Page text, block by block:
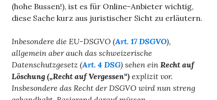
(hohe Bussen!), ist es für Online-Anbieter wichtig,
diese Sache kurz aus juristischer Sicht zu erläutern.
Inbesondere die EU-DSGVO (Art. 17 DSGVO),
allgemein aber auch das schweizerische
Datenschutzgesetz (Art. 4 DSG) sehen ein Recht auf
Löschung („Recht auf Vergessen“) explizit vor.
Insbesondere das Recht der DSGVO wird nun streng